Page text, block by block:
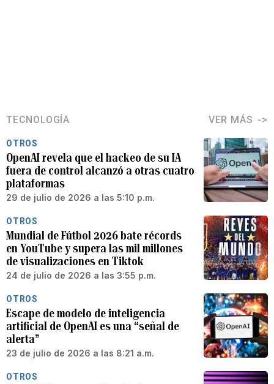
TECNOLOGÍA VER MÁS
OTROS
OpenAI revela que el hackeo de su IA
fuera de control alcanzó a otras cuatro
plataformas
29 de julio de 2026 a las 5:10 p.m.
OTROS
Mundial de Fútbol 2026 bate récords
en YouTube y supera las mil millones
de visualizaciones en Tiktok
24 de julio de 2026 a las 3:55 p.m.
OTROS
Escape de modelo de inteligencia
artificial de OpenAI es una “señal de
alerta”
23 de julio de 2026 a las 8:21 a.m.
OTROS